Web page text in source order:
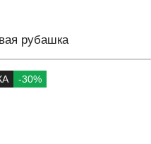
38
рубашка
-30%